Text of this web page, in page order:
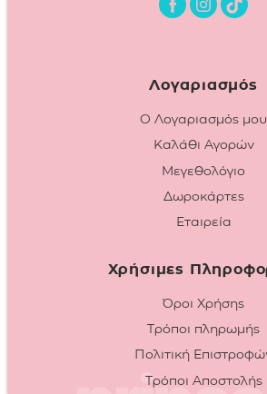
Λογαριασμός
Ο Λογαριασμός μου
Καλάθι Αγορών
Μεγεθολόγιο
Δωροκάρτες
Εταιρεία
Χρήσιμες
Όροι Χρήσης
Τρόποι πληρωμής
Πολιτική
Τρόποι Αποστολής